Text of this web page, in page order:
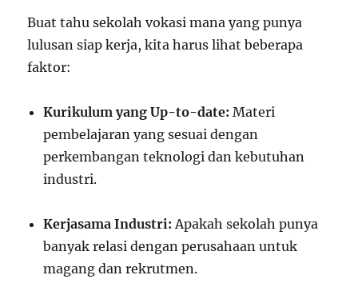
Buat tahu sekolah vokasi mana yang punya
lulusan siap kerja, kita harus lihat beberapa
faktor:
Kurikulum yang Up-to-date: Materi
pembelajaran yang sesuai dengan
perkembangan teknologi dan kebutuhan
industri.
Kerjasama Industri: Apakah sekolah punya
banyak relasi dengan perusahaan untuk
magang dan rekrutmen.